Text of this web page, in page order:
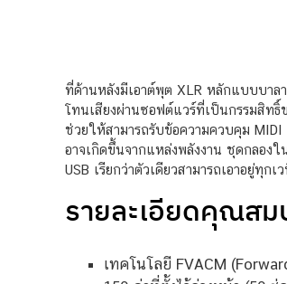
ที่ด้านหลังมีเอาต์พุต XLR หลักแบบบาล
โทนเสียงผ่านซอฟต์แวร์ที่เป็นกรรมสิทธิ์
ช่วยให้สามารถรับข้อความควบคุม
อาจเกิดขึ้นจากแหล่งพลังงาน ชุดกลอง
USB เรียกว่าตัวเดียวสามารถเอาอยู่ทุก
รายละเอียดคุณส
เทคโนโลยี FVACM